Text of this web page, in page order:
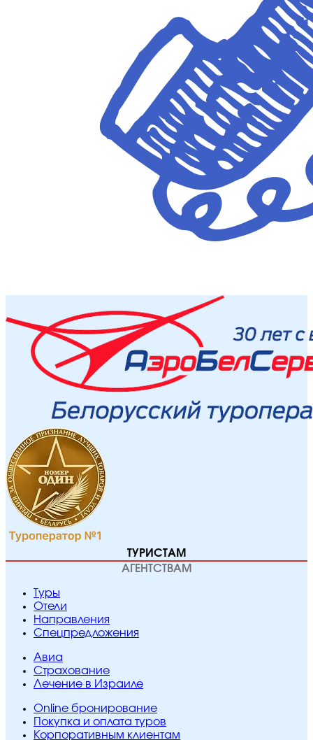
ТУРИСТАМ
АГЕНТСТВАМ
Туры
Отели
Направления
Спецпредложения
Авиа
Страхование
Лечение в Израиле
Online бронирование
Покупка и оплата туров
Корпоративным клиентам